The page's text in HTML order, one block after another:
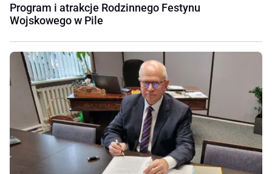
Program i atrakcje Rodzinnego Festynu
Wojskowego w Pile